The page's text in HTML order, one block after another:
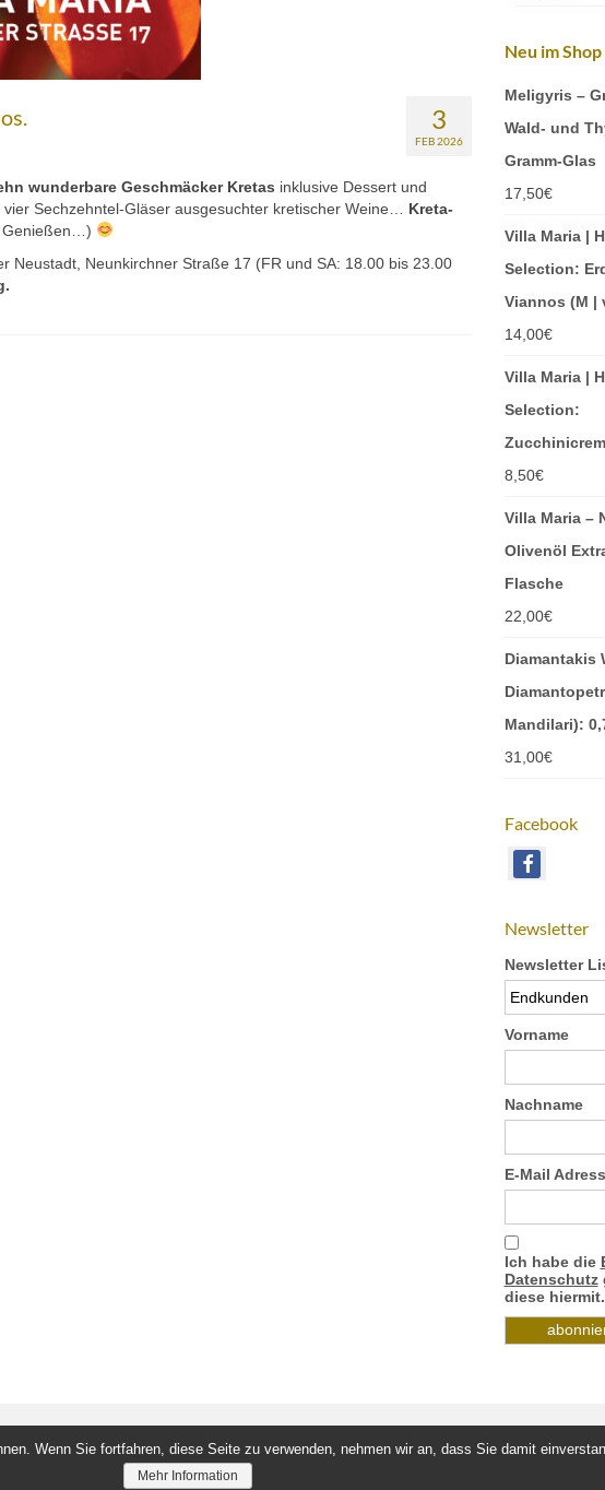
3
FEB 2026
wunderbare Geschmäcker Kretas inklusive Dessert und
Sechzehntel-Gläser ausgesuchter kretischer Weine… Kreta-
Genießen…)
Neustadt, Neunkirchner Straße 17 (FR und SA: 18.00 bis 23.00
Neu im Shop
Meligyris –
Wald- und
Gramm-Glas
17,50€
Villa Maria |
Selection:
Viannos (M |
14,00€
Villa Maria |
Selection:
8,50€
Villa Maria –
Olivenöl
Flasche
22,00€
Diamantakis
Mandilari):
31,00€
Facebook
Newsletter
Newsletter
Vorname
Nachname
E-Mail
Ich habe die
Datenschutz
diese
Wenn Sie fortfahren, diese Seite zu verwenden, nehmen wir an, dass Sie damit
Mehr Information